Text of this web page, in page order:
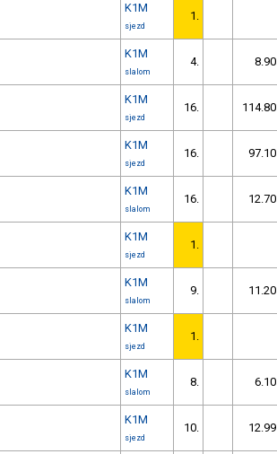
K1M
sjezd
1.
K1M
slalom
4. 8.90
K1M
sjezd
16. 114.80
K1M
sjezd
16. 97.10
K1M
slalom
16. 12.70
K1M
sjezd
1.
K1M
slalom
9. 11.20
K1M
sjezd
1.
K1M
slalom
8. 6.10
K1M
sjezd
10. 12.99